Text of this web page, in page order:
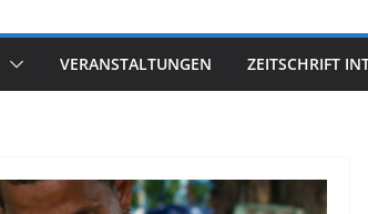
VERANSTALTUNGEN ZEITSCHRIFT